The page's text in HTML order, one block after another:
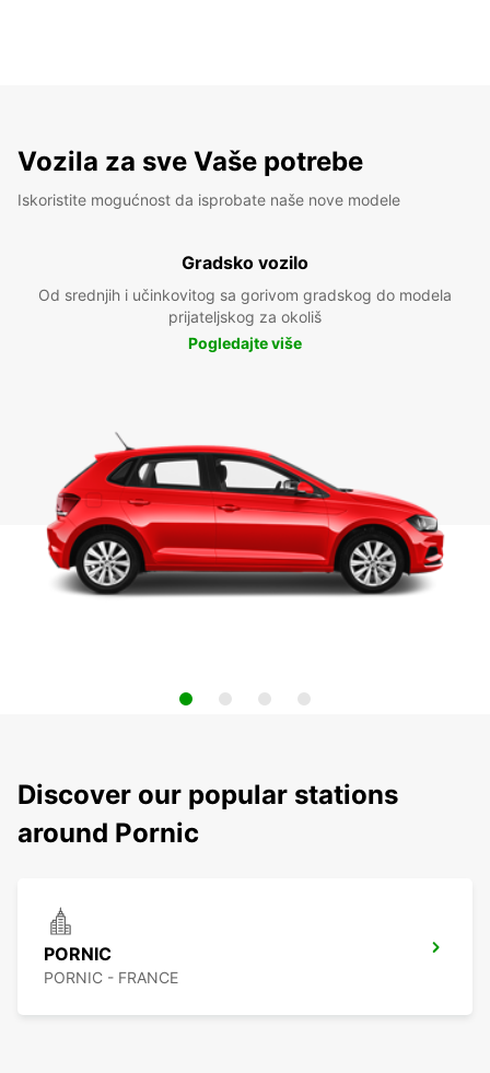
Vozila za sve Vaše potrebe
Iskoristite mogućnost da isprobate naše nove modele
Gradsko vozilo
Od srednjih i učinkovitog sa gorivom gradskog do modela
prijateljskog za okoliš
Pogledajte više
Discover our popular stations
around Pornic
PORNIC
PORNIC - FRANCE